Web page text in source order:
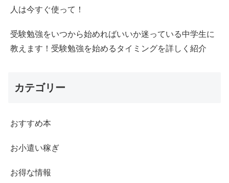
人は今すぐ使って！
受験勉強をいつから始めればいいか迷っている中学生に
教えます！受験勉強を始めるタイミングを詳しく紹介
カテゴリー
おすすめ本
お小遣い稼ぎ
お得な情報